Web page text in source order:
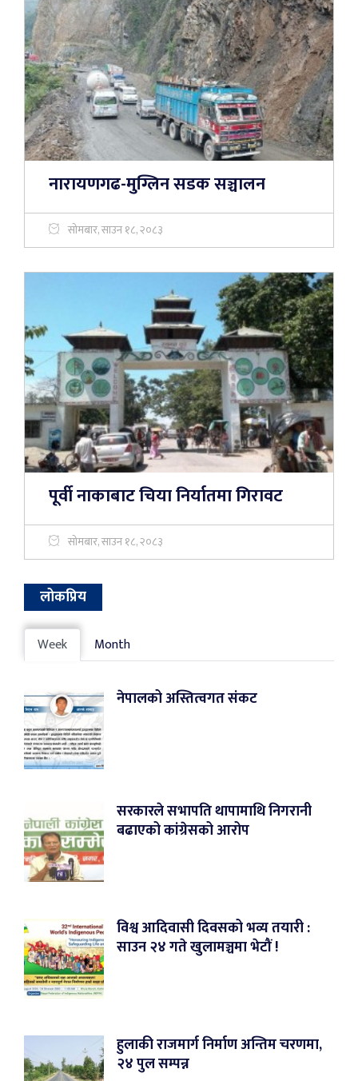
नारायणगढ-मुग्लिन सडक सञ्चालन
सोमबार, साउन १८, २०८३
पूर्वी नाकाबाट चिया निर्यातमा गिरावट
सोमबार, साउन १८, २०८३
लोकप्रिय
Week Month
नेपालको अस्तित्वगत संकट
सरकारले सभापति थापामाथि निगरानी
बढाएको कांग्रेसको आरोप
विश्व आदिवासी दिवसको भव्य तयारी :
साउन २४ गते खुलामञ्चमा भेटौं !
हुलाकी राजमार्ग निर्माण अन्तिम चरणमा,
२४ पुल सम्पन्न